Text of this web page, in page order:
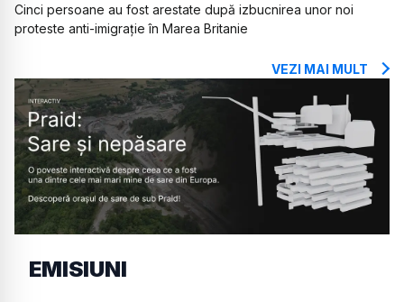
Cinci persoane au fost arestate după izbucnirea unor noi
proteste anti-imigrație în Marea Britanie
VEZI MAI MULT
EMISIUNI